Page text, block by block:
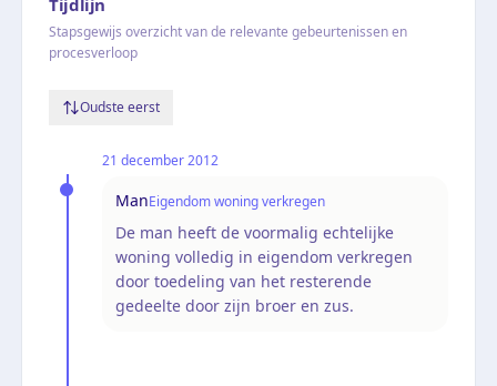
Stapsgewijs overzicht van de relevante gebeurtenissen en
procesverloop
Oudste eerst
21 december 2012
ManEigendom woning verkregen
De man heeft de voormalig echtelijke
woning volledig in eigendom verkregen
door toedeling van het resterende
gedeelte door zijn broer en zus.